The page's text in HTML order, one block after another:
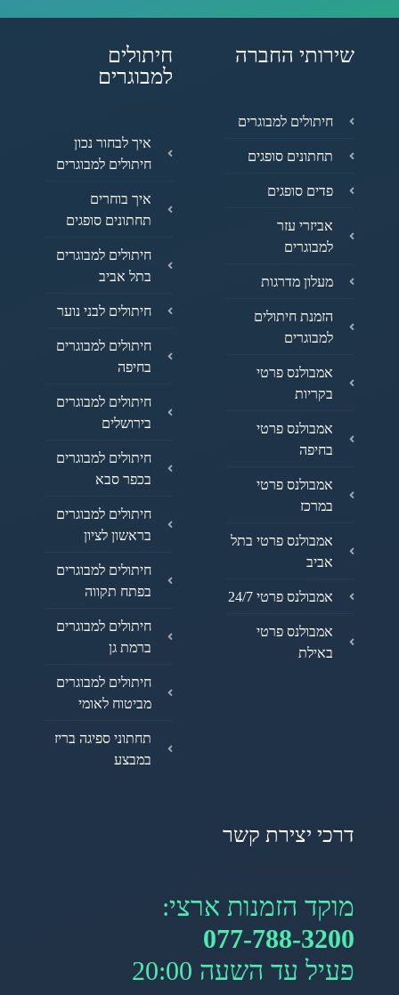
שירותי החברה
חיתולים למבוגרים
תחתונים סופגים
פדים סופגים
אביזרי עזר
למבוגרים
מעלון מדרגות
הזמנת חיתולים
למבוגרים
אמבולנס פרטי
בקריות
אמבולנס פרטי
בחיפה
אמבולנס פרטי
במרכז
אמבולנס פרטי בתל
אביב
אמבולנס פרטי 24/7
אמבולנס פרטי
באילת
חיתולים
למבוגרים
איך לבחור נכון
חיתולים למבוגרים
איך בוחרים
תחתונים סופגים
חיתולים למבוגרים
בתל אביב
חיתולים לבני נוער
חיתולים למבוגרים
בחיפה
חיתולים למבוגרים
בירושלים
חיתולים למבוגרים
בכפר סבא
חיתולים למבוגרים
בראשון לציון
חיתולים למבוגרים
בפתח תקווה
חיתולים למבוגרים
ברמת גן
חיתולים למבוגרים
מביטוח לאומי
תחתוני ספיגה בריז
במבצע
דרכי יצירת קשר
מוקד הזמנות ארצי:
077-788-3200
פעיל עד השעה 20:00